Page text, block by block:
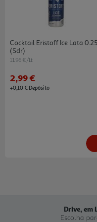
Cocktail Eristoff Ice Lata
(sdr)
11.96 €/Lt
2,99 €
+0,10 € Depósito
Drive, em
Escolha